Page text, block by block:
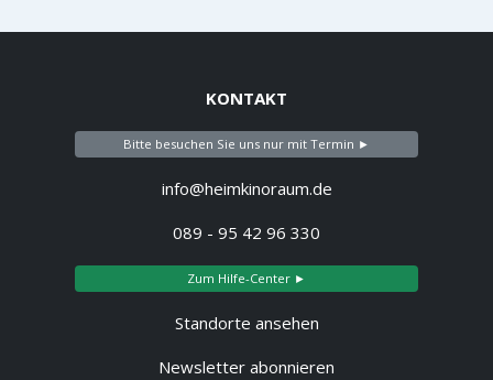
KONTAKT
Bitte besuchen Sie uns nur mit Termin ►
info@heimkinoraum.de
089 - 95 42 96 330
Zum Hilfe-Center ►
Standorte ansehen
Newsletter abonnieren